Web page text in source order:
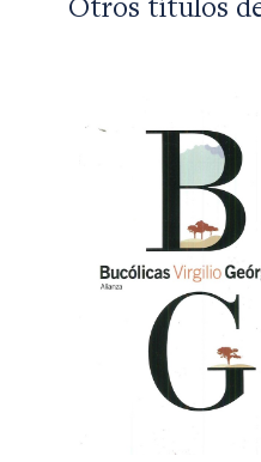
Otros títulos